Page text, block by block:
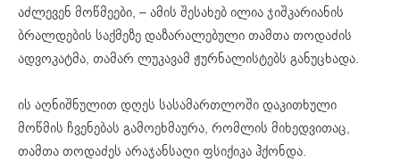
აძლევენ მოწმეები, – ამის შესახებ ილია ჯიშკარიანის
ბრალდების საქმეზე დაზარალებული თამთა თოდაძის
ადვოკატმა, თამარ ლუკავამ ჟურნალისტებს განუცხადა.
ის აღნიშნულით დღეს სასამართლოში დაკითხული
მოწმის ჩვენებას გამოეხმაურა, რომლის მიხედვითაც,
თამთა თოდაძეს არაჯანსაღი ფსიქიკა ჰქონდა.